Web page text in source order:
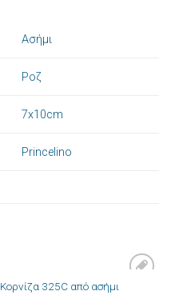
Ασήμι
Ροζ
7x10cm
Princelino
Πρόσθήκη
Κορνίζα 325C από ασήμι